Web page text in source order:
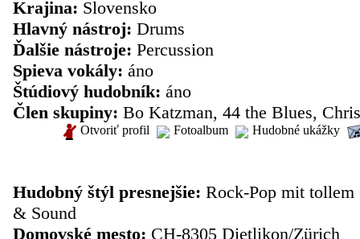
Krajina: Slovensko
Hlavný nástroj: Drums
Ďalšie nástroje: Percussion
Spieva vokály: áno
Štúdiový hudobník: áno
Člen skupiny: Bo Katzman, 44 the Blues,
Otvoriť profil Fotoalbum Hudobné ukážky
Hudobný štýl presnejšie: Rock-Pop mit tollem
& Sound
Domovské mesto: CH-8305 Dietlikon/Zürich